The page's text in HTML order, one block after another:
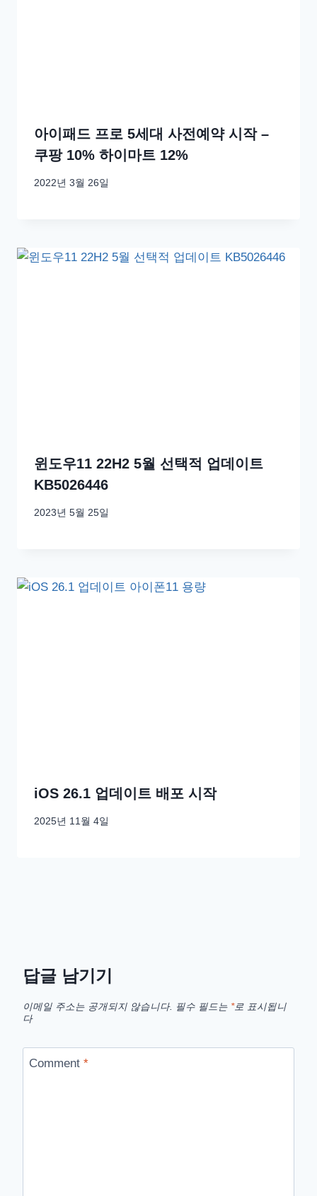
아이패드 프로 5세대 사전예약 시작 –
쿠팡 10% 하이마트 12%
2022년 3월 26일
윈도우11 22H2 5월 선택적 업데이트
KB5026446
2023년 5월 25일
iOS 26.1 업데이트 배포 시작
2025년 11월 4일
답글 남기기
이메일 주소는 공개되지 않습니다. 필수 필드는 *로 표시됩니
다
Comment *